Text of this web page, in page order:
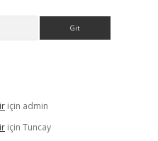
için admin
için Tuncay